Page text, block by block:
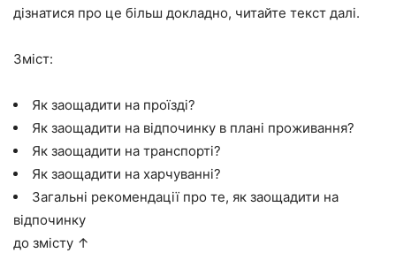
дізнатися про це більш докладно, читайте текст далі.
Зміст:
Як заощадити на проїзді?
Як заощадити на відпочинку в плані проживання?
Як заощадити на транспорті?
Як заощадити на харчуванні?
Загальні рекомендації про те, як заощадити на
відпочинку
до змісту ↑